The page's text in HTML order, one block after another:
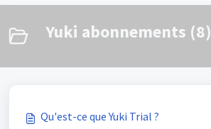
Yuki abonnements (8)
Qu'est-ce que Yuki Trial ?